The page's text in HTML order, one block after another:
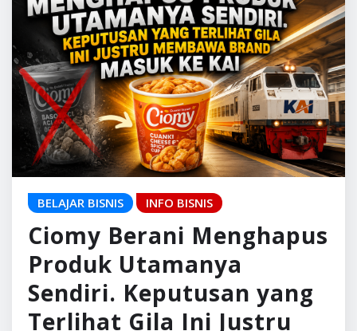
BELAJAR BISNIS INFO BISNIS
Ciomy Berani Menghapus
Produk Utamanya
Sendiri. Keputusan yang
Terlihat Gila Ini Justru
Membawa Brand Masuk
ke KAI
Di dunia bisnis, ada satu nasihat yang hampir
selalu terdengar masuk akal. “Jangan pernah
tinggalkan produk yang membuat bisnismu
dikenal.”…